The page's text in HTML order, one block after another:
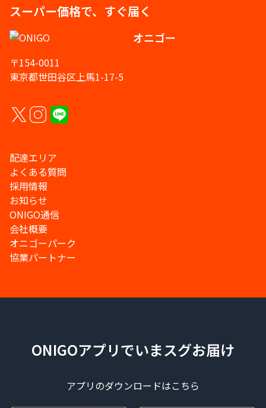
スーパー価格で、すぐ届く
オニゴー
〒154-0011
東京都世田谷区上馬1-17-5
配達エリア
よくある質問
採用情報
お知らせ
ONIGO通信
会社概要
オニゴーパーク
協業パートナー
ONIGOアプリでいまスグお届け
アプリのダウンロードはこちら